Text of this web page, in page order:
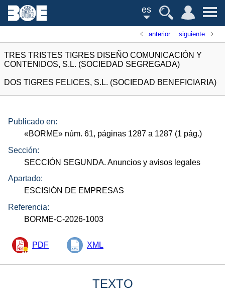
es
anterior siguiente
TRES TRISTES TIGRES DISEÑO COMUNICACIÓN Y
CONTENIDOS, S.L. (SOCIEDAD SEGREGADA)
DOS TIGRES FELICES, S.L. (SOCIEDAD BENEFICIARIA)
Publicado en:
«BORME» núm. 61, páginas 1287 a 1287 (1 pág.)
Sección:
SECCIÓN SEGUNDA. Anuncios y avisos legales
Apartado:
ESCISIÓN DE EMPRESAS
Referencia:
BORME-C-2026-1003
PDF XML
TEXTO